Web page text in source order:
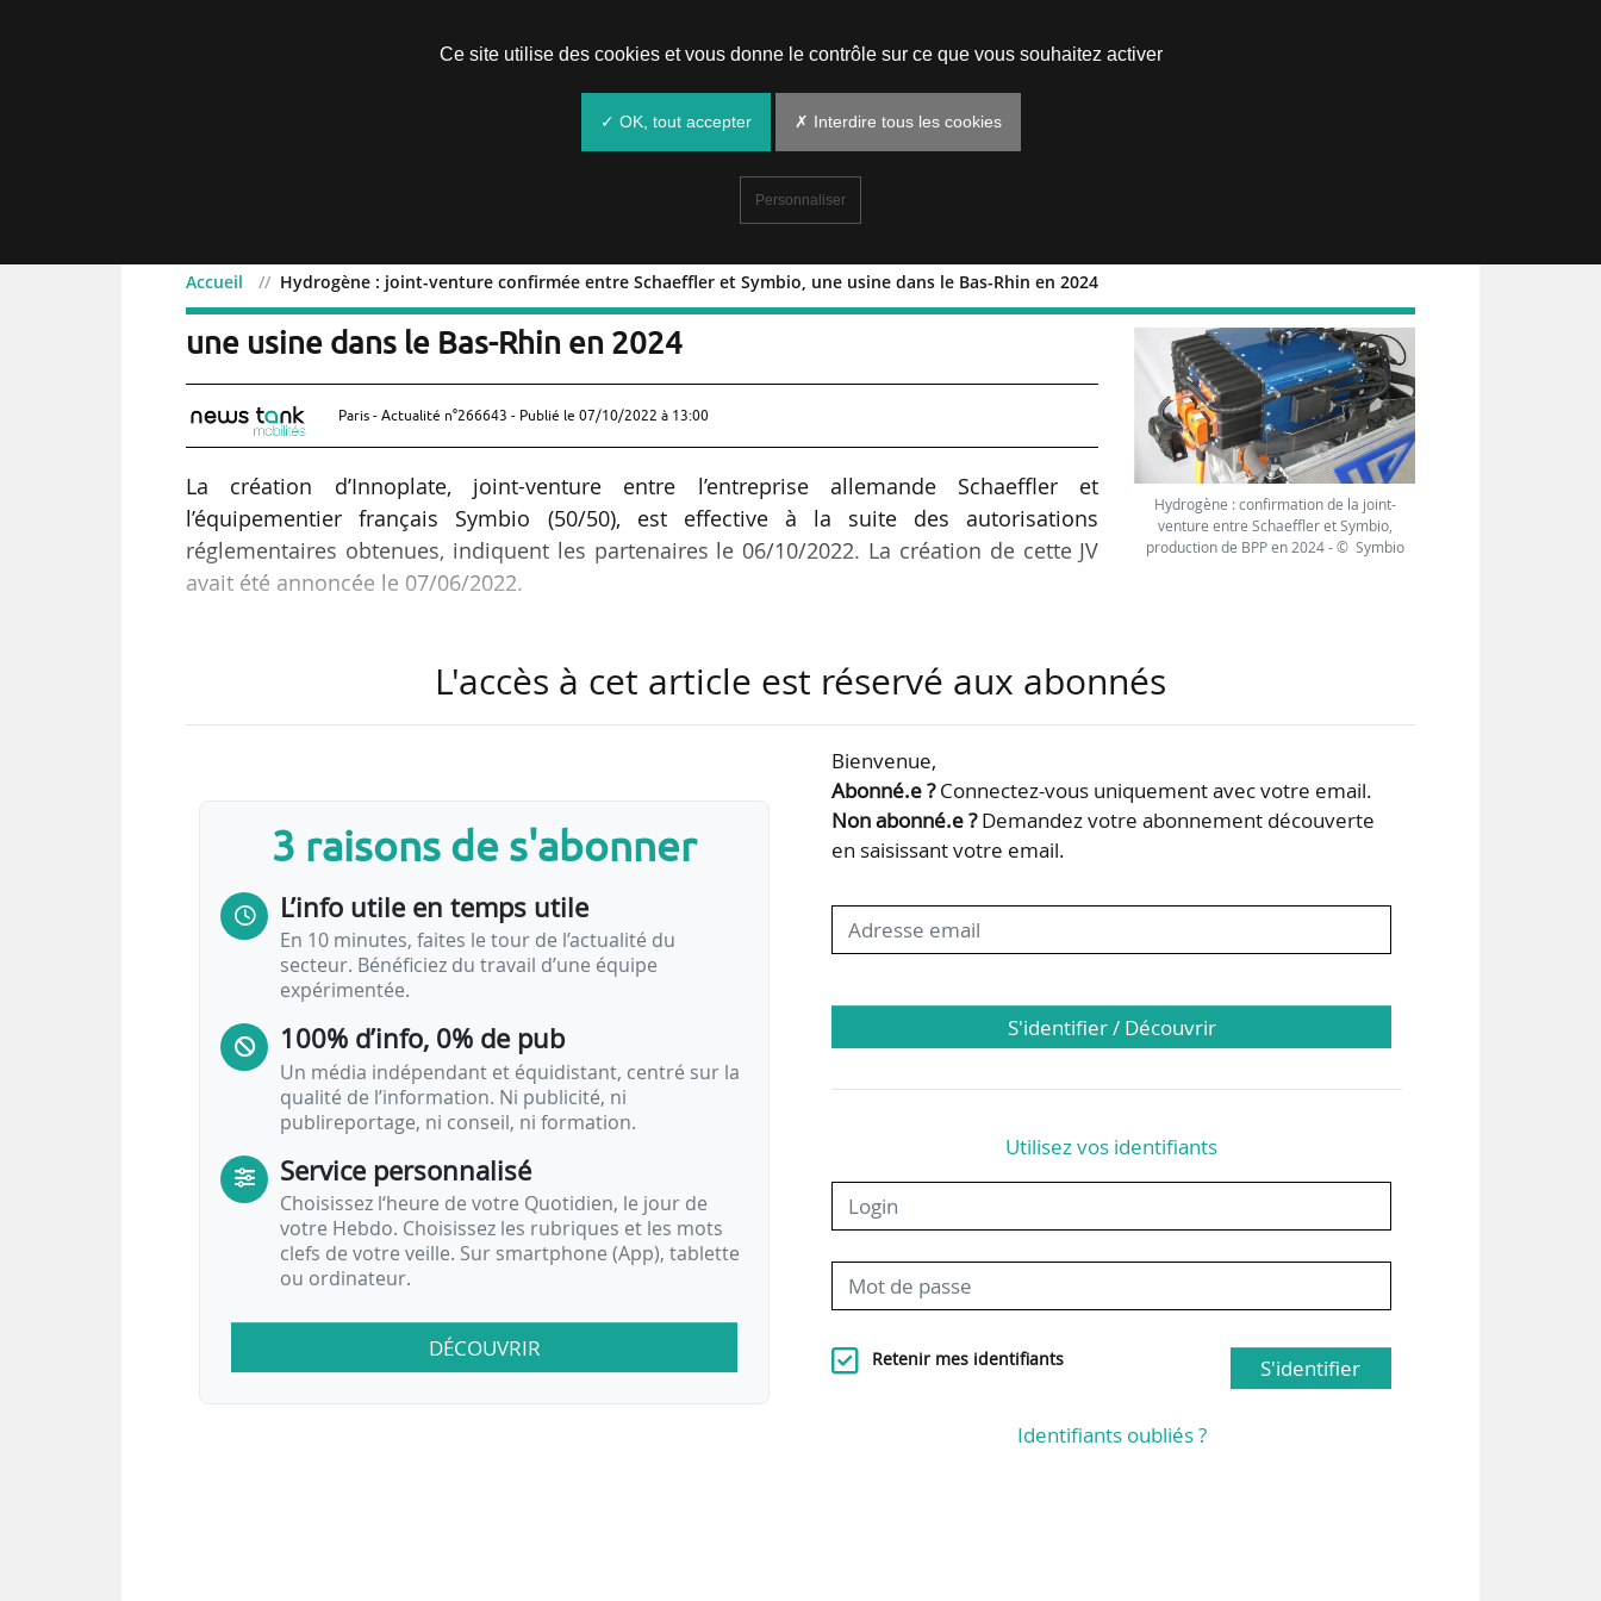
Accueil Hydrogène : joint-venture confirmée entre Schaeffler et Symbio, une usine dans le Bas-Rhin en 2024
Hydrogène : joint-venture confirmée entre Schaeffler et Symbio,
une usine dans le Bas-Rhin en 2024
Paris - Actualité n°266643 - Publié le 07/10/2022 à 13:00
La création d’Innoplate, joint-venture entre l’entreprise allemande Schaeffler et
l’équipementier français Symbio (50/50), est effective à la suite des autorisations
réglementaires obtenues, indiquent les partenaires le 06/10/2022. La création de cette JV
avait été annoncée le 07/06/2022.
dans la fabrication de PAC à grande échelle, en implantant un site à Haguenau (Bas-Rhin).
Déploiement et spécialités de la joint-venture
Innoplate, joint-venture entre Symbio et Schaeffler située à Haguenau (Bas-Rhin) ;
Objectif : industrialiser la production de plaques bipolaires de piles à combustible à grande échelle ;
Production : début 2024 avec une capacité initiale de 4 millions de
Hydrogène : confirmation de la joint-
venture entre Schaeffler et Symbio,
production de BPP en 2024 - © Symbio
L'accès à cet article est réservé aux abonnés
3 raisons de s'abonner
L’info utile en temps utile
En 10 minutes, faites le tour de l’actualité du
secteur. Bénéficiez du travail d’une équipe
expérimentée.
100% d’info, 0% de pub
Un média indépendant et équidistant, centré sur la
qualité de l’information. Ni publicité, ni
publireportage, ni conseil, ni formation.
Service personnalisé
Choisissez l‘heure de votre Quotidien, le jour de
votre Hebdo. Choisissez les rubriques et les mots
clefs de votre veille. Sur smartphone (App), tablette
ou ordinateur.
DÉCOUVRIR
Bienvenue,
Abonné.e ?Connectez-vous uniquement avec votre email.
Non abonné.e ?Demandez votre abonnement découverte
en saisissant votre email.
S'identifier / Découvrir
Utilisez vos identifiants
Retenir mes identifiants S'identifier
Identifiants oubliés ?
Ce site utilise des cookies et vous donne le contrôle sur ce que vous souhaitez activer
✓ OK, tout accepter ✗ Interdire tous les cookies
Personnaliser